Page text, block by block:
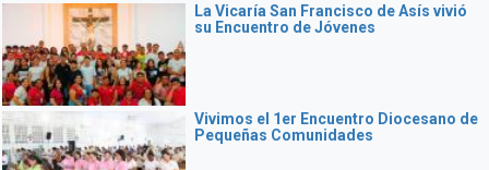
La Vicaría San Francisco de Asís vivió
su Encuentro de Jóvenes
Vivimos el 1er Encuentro Diocesano de
Pequeñas Comunidades